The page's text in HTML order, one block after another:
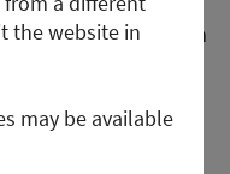
or access the form
the website in
may be available